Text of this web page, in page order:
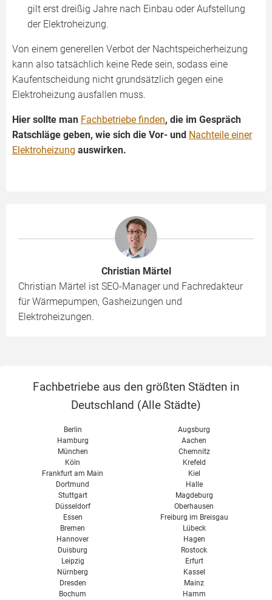
gilt erst dreißig Jahre nach Einbau oder Aufstellung
der Elektroheizung.
Von einem generellen Verbot der Nachtspeicherheizung
kann also tatsächlich keine Rede sein, sodass eine
Kaufentscheidung nicht grundsätzlich gegen eine
Elektroheizung ausfallen muss.
Hier sollte man Fachbetriebe finden, die im Gespräch
Ratschläge geben, wie sich die Vor- und Nachteile einer
Elektroheizung auswirken.
Christian Märtel
Christian Märtel ist SEO-Manager und Fachredakteur
für Wärmepumpen, Gasheizungen und
Elektroheizungen.
Fachbetriebe aus den größten Städten in
Deutschland (Alle Städte)
Berlin
Hamburg
München
Köln
Frankfurt am Main
Dortmund
Stuttgart
Düsseldorf
Essen
Bremen
Hannover
Duisburg
Leipzig
Nürnberg
Dresden
Bochum
Augsburg
Aachen
Chemnitz
Krefeld
Kiel
Halle
Magdeburg
Oberhausen
Freiburg im Breisgau
Lübeck
Hagen
Rostock
Erfurt
Kassel
Mainz
Hamm